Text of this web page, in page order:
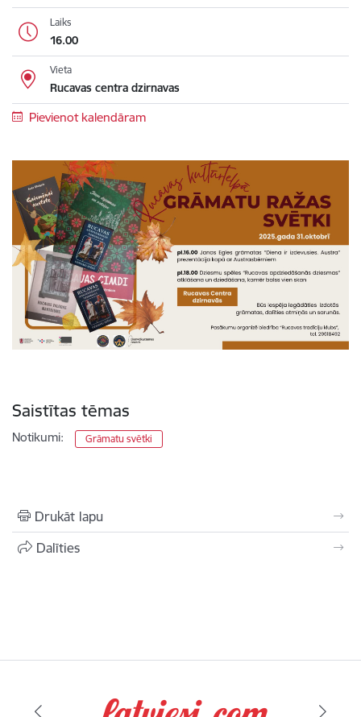
Laiks
16.00
Vieta
Rucavas centra dzirnavas
Pievienot kalendāram
Saistītas tēmas
Notikumi: Grāmatu svētki
Drukāt lapu
Dalīties